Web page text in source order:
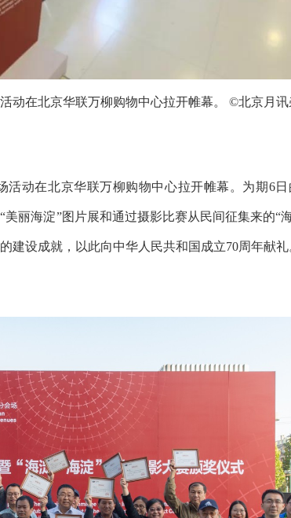
动在北京华联万柳购物中心拉开帷幕。 ©北京月
活动在北京华联万柳购物中心拉开帷幕。为期6
丽海淀”图片展和通过摄影比赛从民间征集来的“
设成就，以此向中华人民共和国成立70周年献礼